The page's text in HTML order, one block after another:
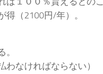
（2100円/年）。
わなければならない）